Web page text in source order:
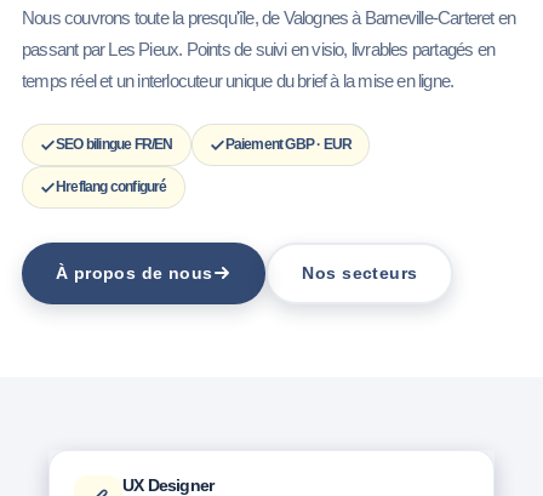
Nous couvrons toute la presqu'île, de Valognes à Barneville-Carteret en
passant par Les Pieux. Points de suivi en visio, livrables partagés en
temps réel et un interlocuteur unique du brief à la mise en ligne.
SEO bilingue FR/EN Paiement GBP · EUR
Hreflang configuré
À propos de nous Nos secteurs
UX Designer